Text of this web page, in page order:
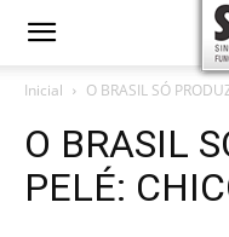
Inicial O BRASIL SÓ
O BRASIL
PELÉ: